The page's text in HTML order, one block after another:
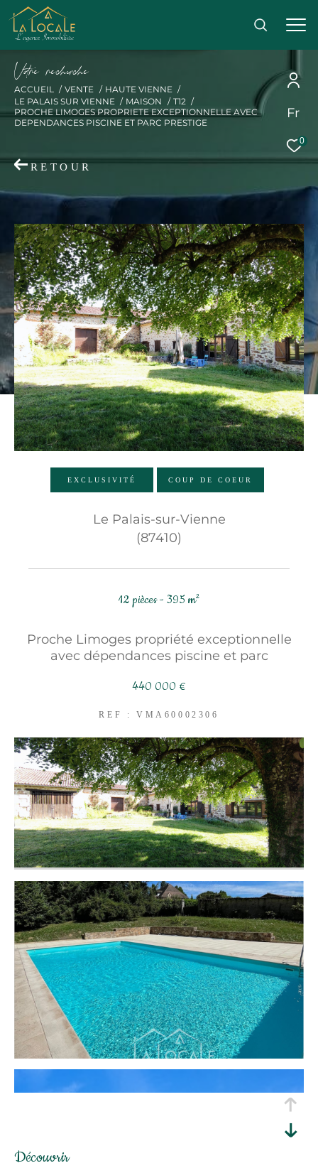
Fr
0
Vore recece
ACCUEIL VENTE
HAUTE VIENNE
LE PALAIS SUR VIENNE
MAISON
T12
PROCHE LIMOGES PROPRIETE EXCEPTIONNELLE AVEC
DEPENDANCES PISCINE ET PARC PRESTIGE
RETOUR
EXCLUSIVITÉ COUP DE COEUR
Le Palais-sur-Vienne
(87410)
12 pièces - 395 m²
Proche Limoges propriété exceptionnelle
avec dépendances piscine et parc
440 000 €
REF : VMA60002306
découvrir
Effectuer une recherche
Acheter
Type
de
bien
Type de bien
Ville
Budget
Budget
Surface
Surface
Pièces
Référence
PARKING
FILTRER PAR
RECHERCHER